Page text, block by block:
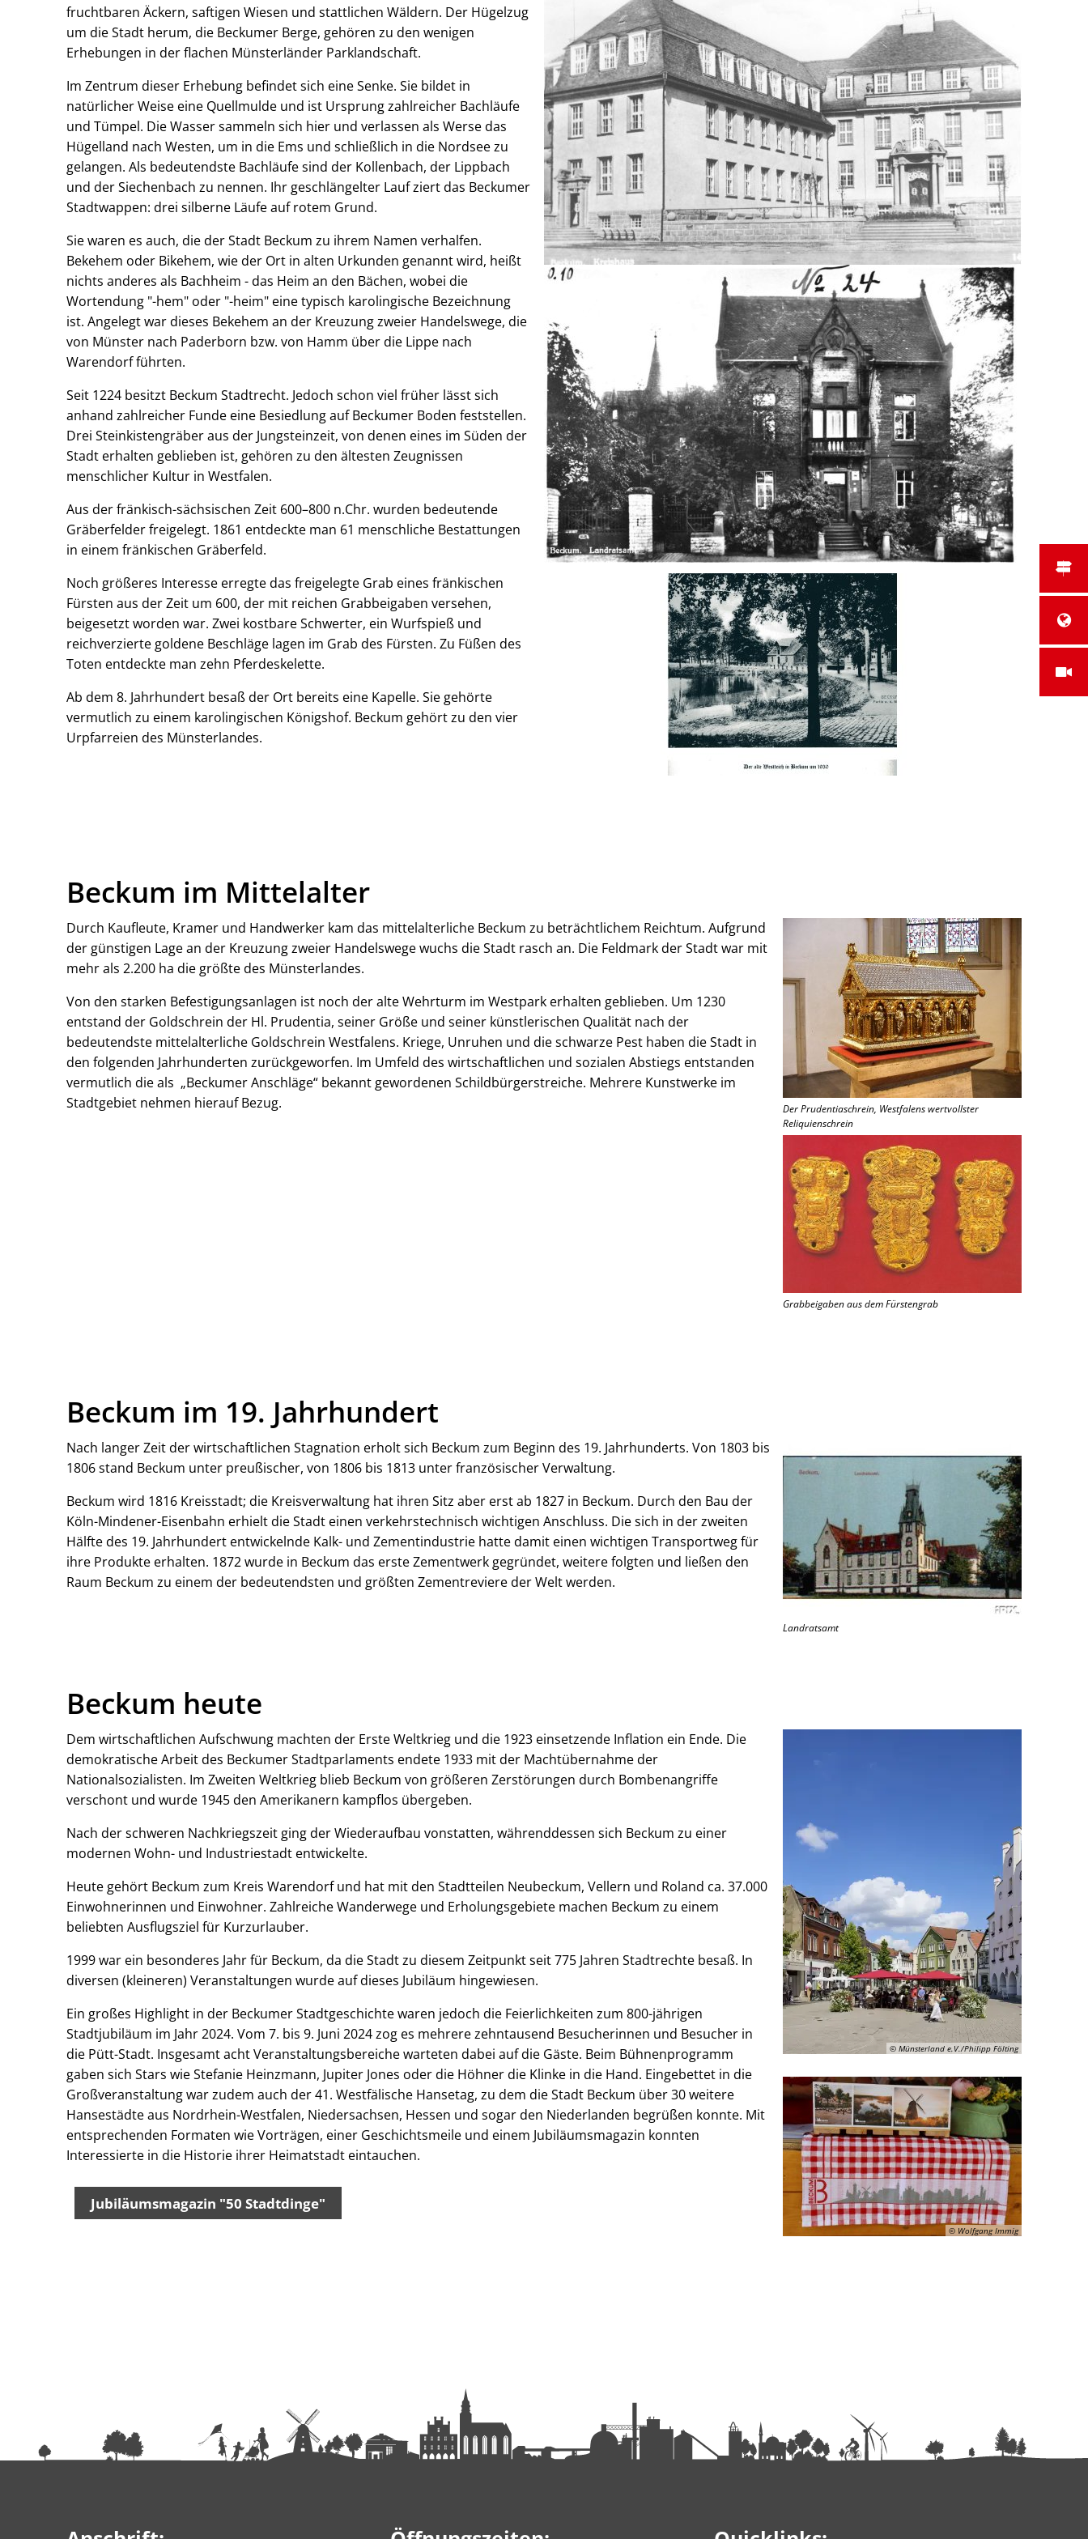
fruchtbaren Äckern, saftigen Wiesen und stattlichen Wäldern. Der Hügelzug
um die Stadt herum, die Beckumer Berge, gehören zu den wenigen
Erhebungen in der flachen Münsterländer Parklandschaft.
Im Zentrum dieser Erhebung befindet sich eine Senke. Sie bildet in
natürlicher Weise eine Quellmulde und ist Ursprung zahlreicher Bachläufe
und Tümpel. Die Wasser sammeln sich hier und verlassen als Werse das
Hügelland nach Westen, um in die Ems und schließlich in die Nordsee zu
gelangen. Als bedeutendste Bachläufe sind der Kollenbach, der Lippbach
und der Siechenbach zu nennen. Ihr geschlängelter Lauf ziert das Beckumer
Stadtwappen: drei silberne Läufe auf rotem Grund.
Sie waren es auch, die der Stadt Beckum zu ihrem Namen verhalfen.
Bekehem oder Bikehem, wie der Ort in alten Urkunden genannt wird, heißt
nichts anderes als Bachheim - das Heim an den Bächen, wobei die
Wortendung "-hem" oder "-heim" eine typisch karolingische Bezeichnung
ist. Angelegt war dieses Bekehem an der Kreuzung zweier Handelswege, die
von Münster nach Paderborn bzw. von Hamm über die Lippe nach
Warendorf führten.
Seit 1224 besitzt Beckum Stadtrecht. Jedoch schon viel früher lässt sich
anhand zahlreicher Funde eine Besiedlung auf Beckumer Boden feststellen.
Drei Steinkistengräber aus der Jungsteinzeit, von denen eines im Süden der
Stadt erhalten geblieben ist, gehören zu den ältesten Zeugnissen
menschlicher Kultur in Westfalen.
Aus der fränkisch-sächsischen Zeit 600–800 n.Chr. wurden bedeutende
Gräberfelder freigelegt. 1861 entdeckte man 61 menschliche Bestattungen
in einem fränkischen Gräberfeld.
Noch größeres Interesse erregte das freigelegte Grab eines fränkischen
Fürsten aus der Zeit um 600, der mit reichen Grabbeigaben versehen,
beigesetzt worden war. Zwei kostbare Schwerter, ein Wurfspieß und
reichverzierte goldene Beschläge lagen im Grab des Fürsten. Zu Füßen des
Toten entdeckte man zehn Pferdeskelette.
Ab dem 8. Jahrhundert besaß der Ort bereits eine Kapelle. Sie gehörte
vermutlich zu einem karolingischen Königshof. Beckum gehört zu den vier
Urpfarreien des Münsterlandes.
Beckum im Mittelalter
Der Prudentiaschrein, Westfalens wertvollster
Reliquienschrein
Durch Kaufleute, Kramer und Handwerker kam das mittelalterliche Beckum zu beträchtlichem Reichtum. Aufgrund
der günstigen Lage an der Kreuzung zweier Handelswege wuchs die Stadt rasch an. Die Feldmark der Stadt war mit
mehr als 2.200 ha die größte des Münsterlandes.
Von den starken Befestigungsanlagen ist noch der alte Wehrturm im Westpark erhalten geblieben. Um 1230
entstand der Goldschrein der Hl. Prudentia, seiner Größe und seiner künstlerischen Qualität nach der
bedeutendste mittelalterliche Goldschrein Westfalens. Kriege, Unruhen und die schwarze Pest haben die Stadt in
den folgenden Jahrhunderten zurückgeworfen. Im Umfeld des wirtschaftlichen und sozialen Abstiegs entstanden
vermutlich die als „Beckumer Anschläge“ bekannt gewordenen Schildbürgerstreiche. Mehrere Kunstwerke im
Stadtgebiet nehmen hierauf Bezug.
Grabbeigaben aus dem Fürstengrab
Beckum im 19. Jahrhundert
Landratsamt
Nach langer Zeit der wirtschaftlichen Stagnation erholt sich Beckum zum Beginn des 19. Jahrhunderts. Von 1803 bis
1806 stand Beckum unter preußischer, von 1806 bis 1813 unter französischer Verwaltung.
Beckum wird 1816 Kreisstadt; die Kreisverwaltung hat ihren Sitz aber erst ab 1827 in Beckum. Durch den Bau der
Köln-Mindener-Eisenbahn erhielt die Stadt einen verkehrstechnisch wichtigen Anschluss. Die sich in der zweiten
Hälfte des 19. Jahrhundert entwickelnde Kalk- und Zementindustrie hatte damit einen wichtigen Transportweg für
ihre Produkte erhalten. 1872 wurde in Beckum das erste Zementwerk gegründet, weitere folgten und ließen den
Raum Beckum zu einem der bedeutendsten und größten Zementreviere der Welt werden.
Beckum heute
© Münsterland e.V./Philipp Fölting
Dem wirtschaftlichen Aufschwung machten der Erste Weltkrieg und die 1923 einsetzende Inflation ein Ende. Die
demokratische Arbeit des Beckumer Stadtparlaments endete 1933 mit der Machtübernahme der
Nationalsozialisten. Im Zweiten Weltkrieg blieb Beckum von größeren Zerstörungen durch Bombenangriffe
verschont und wurde 1945 den Amerikanern kampflos übergeben.
Nach der schweren Nachkriegszeit ging der Wiederaufbau vonstatten, währenddessen sich Beckum zu einer
modernen Wohn- und Industriestadt entwickelte.
Heute gehört Beckum zum Kreis Warendorf und hat mit den Stadtteilen Neubeckum, Vellern und Roland ca. 37.000
Einwohnerinnen und Einwohner. Zahlreiche Wanderwege und Erholungsgebiete machen Beckum zu einem
beliebten Ausflugsziel für Kurzurlauber.
© Wolfgang Immig
1999 war ein besonderes Jahr für Beckum, da die Stadt zu diesem Zeitpunkt seit 775 Jahren Stadtrechte besaß. In
diversen (kleineren) Veranstaltungen wurde auf dieses Jubiläum hingewiesen.
Ein großes Highlight in der Beckumer Stadtgeschichte waren jedoch die Feierlichkeiten zum 800-jährigen
Stadtjubiläum im Jahr 2024. Vom 7. bis 9. Juni 2024 zog es mehrere zehntausend Besucherinnen und Besucher in
die Pütt-Stadt. Insgesamt acht Veranstaltungsbereiche warteten dabei auf die Gäste. Beim Bühnenprogramm
gaben sich Stars wie Stefanie Heinzmann, Jupiter Jones oder die Höhner die Klinke in die Hand. Eingebettet in die
Großveranstaltung war zudem auch der 41. Westfälische Hansetag, zu dem die Stadt Beckum über 30 weitere
Hansestädte aus Nordrhein-Westfalen, Niedersachsen, Hessen und sogar den Niederlanden begrüßen konnte. Mit
entsprechenden Formaten wie Vorträgen, einer Geschichtsmeile und einem Jubiläumsmagazin konnten
Interessierte in die Historie ihrer Heimatstadt eintauchen.
Jubiläumsmagazin "50 Stadtdinge"